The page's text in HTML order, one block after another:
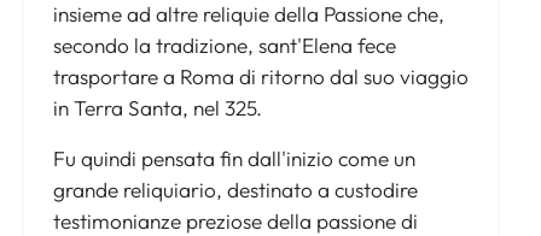
insieme ad altre reliquie della Passione che,
secondo la tradizione, sant'Elena fece
trasportare a Roma di ritorno dal suo viaggio
in Terra Santa, nel 325.
Fu quindi pensata fin dall'inizio come un
grande reliquiario, destinato a custodire
testimonianze preziose della passione di